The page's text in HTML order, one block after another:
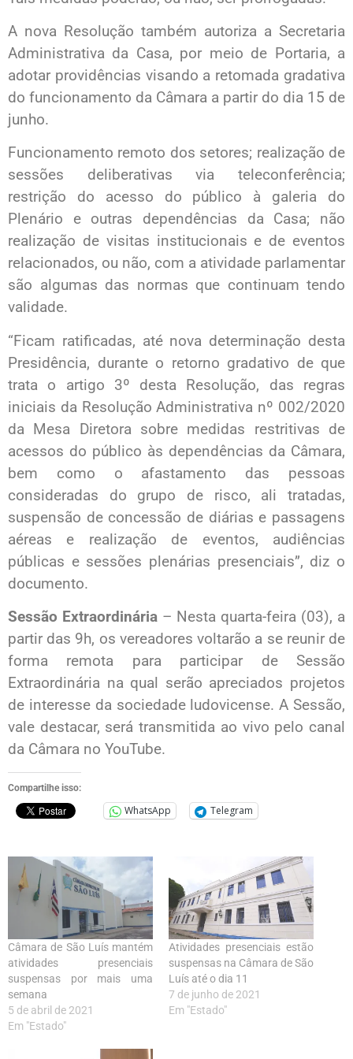
A nova Resolução também autoriza a Secretaria
Administrativa da Casa, por meio de Portaria, a
adotar providências visando a retomada gradativa
do funcionamento da Câmara a partir do dia 15 de
junho.
Funcionamento remoto dos setores; realização de
sessões deliberativas via teleconferência;
restrição do acesso do público à galeria do
Plenário e outras dependências da Casa; não
realização de visitas institucionais e de eventos
relacionados, ou não, com a atividade parlamentar
são algumas das normas que continuam tendo
validade.
“Ficam ratificadas, até nova determinação desta
Presidência, durante o retorno gradativo de que
trata o artigo 3º desta Resolução, das regras
iniciais da Resolução Administrativa nº 002/2020
da Mesa Diretora sobre medidas restritivas de
acessos do público às dependências da Câmara,
bem como o afastamento das pessoas
consideradas do grupo de risco, ali tratadas,
suspensão de concessão de diárias e passagens
aéreas e realização de eventos, audiências
públicas e sessões plenárias presenciais”, diz o
documento.
Sessão Extraordinária – Nesta quarta-feira (03), a
partir das 9h, os vereadores voltarão a se reunir de
forma remota para participar de Sessão
Extraordinária na qual serão apreciados projetos
de interesse da sociedade ludovicense. A Sessão,
vale destacar, será transmitida ao vivo pelo canal
da Câmara no YouTube.
Compartilhe isso:
WhatsApp Telegram
Câmara de São Luís mantém
atividades presenciais
suspensas por mais uma
semana
5 de abril de 2021
Em "Estado"
Atividades presenciais estão
suspensas na Câmara de São
Luís até o dia 11
7 de junho de 2021
Em "Estado"